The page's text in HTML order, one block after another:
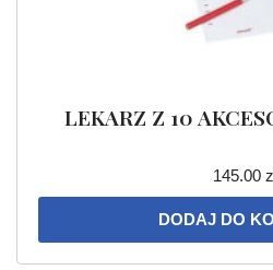
LEKARZ Z 10
145.00
DODAJ DO